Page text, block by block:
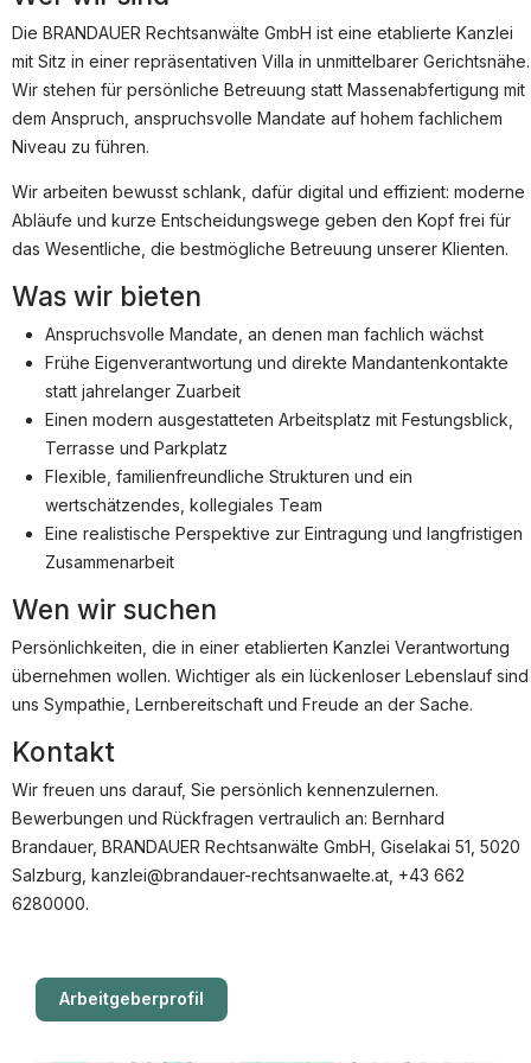
Die BRANDAUER Rechtsanwälte GmbH ist eine etablierte Kanzlei
mit Sitz in einer repräsentativen Villa in unmittelbarer Gerichtsnähe.
Wir stehen für persönliche Betreuung statt Massenabfertigung mit
dem Anspruch, anspruchsvolle Mandate auf hohem fachlichem
Niveau zu führen.
Wir arbeiten bewusst schlank, dafür digital und effizient: moderne
Abläufe und kurze Entscheidungswege geben den Kopf frei für
das Wesentliche, die bestmögliche Betreuung unserer Klienten.
Was wir bieten
Anspruchsvolle Mandate, an denen man fachlich wächst
Frühe Eigenverantwortung und direkte Mandantenkontakte
statt jahrelanger Zuarbeit
Einen modern ausgestatteten Arbeitsplatz mit Festungsblick,
Terrasse und Parkplatz
Flexible, familienfreundliche Strukturen und ein
wertschätzendes, kollegiales Team
Eine realistische Perspektive zur Eintragung und langfristigen
Zusammenarbeit
Wen wir suchen
Persönlichkeiten, die in einer etablierten Kanzlei Verantwortung
übernehmen wollen. Wichtiger als ein lückenloser Lebenslauf sind
uns Sympathie, Lernbereitschaft und Freude an der Sache.
Kontakt
Wir freuen uns darauf, Sie persönlich kennenzulernen.
Bewerbungen und Rückfragen vertraulich an: Bernhard
Brandauer, BRANDAUER Rechtsanwälte GmbH, Giselakai 51, 5020
Salzburg, kanzlei@brandauer-rechtsanwaelte.at, +43 662
6280000.
Arbeitgeberprofil
Systemstatus
Jobs
Jobs in Wien
Jobs in Graz
Jobs in Linz
Jobs in Innsbruck
Jobs in der Steiermark
Beliebte Suchen
Steuerrecht
Strafrecht
Compliance Officer
Unternehmensjurist
Datenschutzbeauftragte:r
Praktikum
Für Unternehmen
Kandidaten finden
Inserat buchen
©jusjobs.at